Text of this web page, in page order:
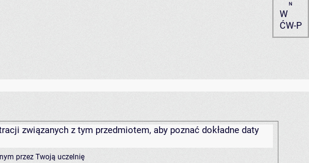
N
W
ĆW-P
związanych z tym przedmiotem, aby poznać dokładne daty
przez Twoją uczelnię